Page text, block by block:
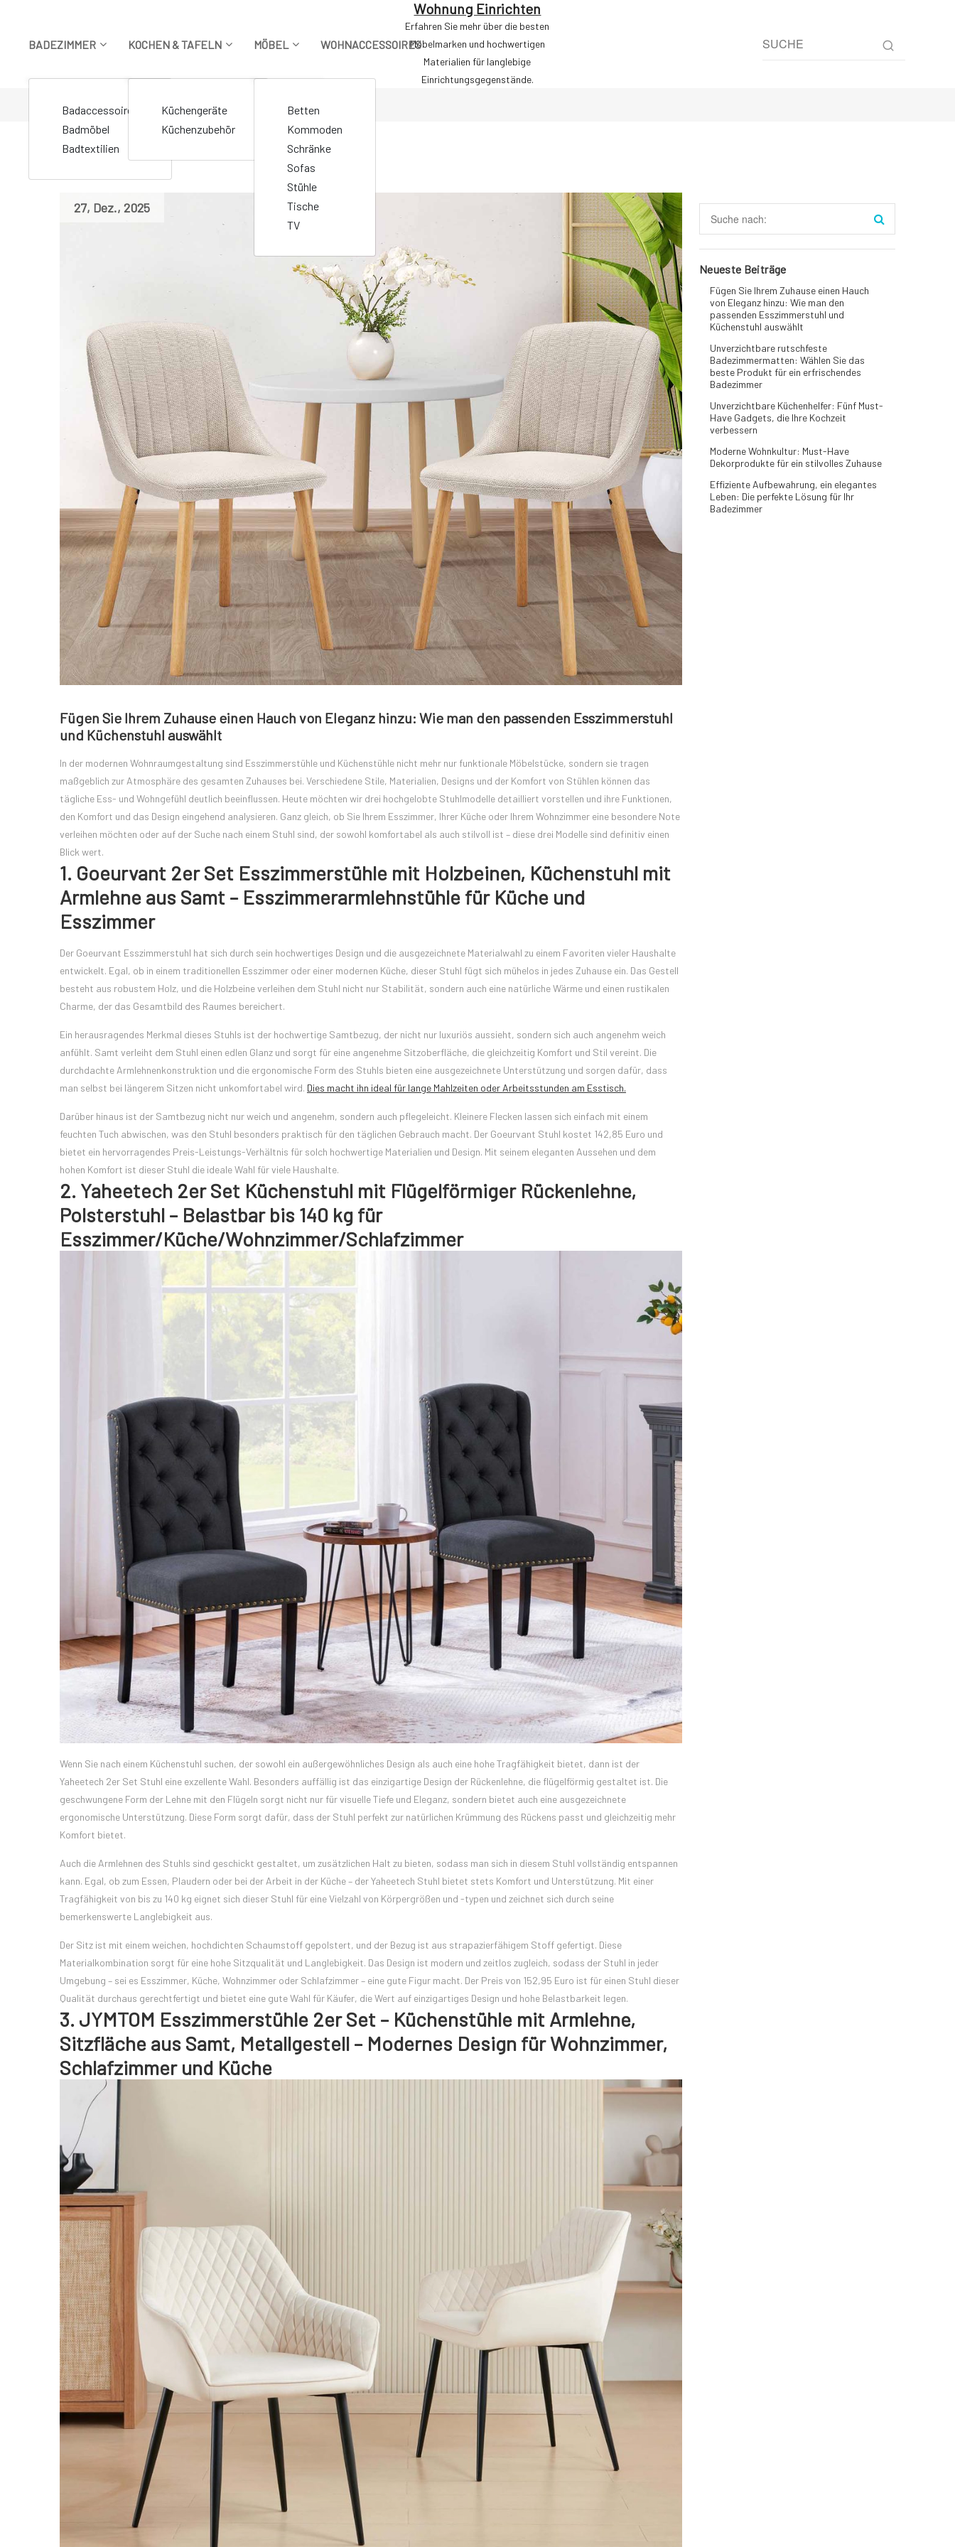
BADEZIMMER
Badaccessoires
Badmöbel
Badtextilien
KOCHEN & TAFELN
Küchengeräte
Küchenzubehör
MÖBEL
Betten
Kommoden
Schränke
Sofas
Stühle
Tische
TV
WOHNACCESSOIRES
Wohnung Einrichten
Erfahren Sie mehr über die besten
Möbelmarken und hochwertigen
Materialien für langlebige
Einrichtungsgegenstände.
STARTSEITE > Markierte Beiträge "Esszimmerstuhl"
27, Dez., 2025
Fügen Sie Ihrem Zuhause einen Hauch von Eleganz hinzu: Wie man den passenden Esszimmerstuhl
und Küchenstuhl auswählt
In der modernen Wohnraumgestaltung sind Esszimmerstühle und Küchenstühle nicht mehr nur funktionale Möbelstücke, sondern sie tragen
maßgeblich zur Atmosphäre des gesamten Zuhauses bei. Verschiedene Stile, Materialien, Designs und der Komfort von Stühlen können das
tägliche Ess- und Wohngefühl deutlich beeinflussen. Heute möchten wir drei hochgelobte Stuhlmodelle detailliert vorstellen und ihre Funktionen,
den Komfort und das Design eingehend analysieren. Ganz gleich, ob Sie Ihrem Esszimmer, Ihrer Küche oder Ihrem Wohnzimmer eine besondere Note
verleihen möchten oder auf der Suche nach einem Stuhl sind, der sowohl komfortabel als auch stilvoll ist – diese drei Modelle sind definitiv einen
Blick wert.
1. Goeurvant 2er Set Esszimmerstühle mit Holzbeinen, Küchenstuhl mit
Armlehne aus Samt – Esszimmerarmlehnstühle für Küche und
Esszimmer
Der Goeurvant Esszimmerstuhl hat sich durch sein hochwertiges Design und die ausgezeichnete Materialwahl zu einem Favoriten vieler Haushalte
entwickelt. Egal, ob in einem traditionellen Esszimmer oder einer modernen Küche, dieser Stuhl fügt sich mühelos in jedes Zuhause ein. Das Gestell
besteht aus robustem Holz, und die Holzbeine verleihen dem Stuhl nicht nur Stabilität, sondern auch eine natürliche Wärme und einen rustikalen
Charme, der das Gesamtbild des Raumes bereichert.
Ein herausragendes Merkmal dieses Stuhls ist der hochwertige Samtbezug, der nicht nur luxuriös aussieht, sondern sich auch angenehm weich
anfühlt. Samt verleiht dem Stuhl einen edlen Glanz und sorgt für eine angenehme Sitzoberfläche, die gleichzeitig Komfort und Stil vereint. Die
durchdachte Armlehnenkonstruktion und die ergonomische Form des Stuhls bieten eine ausgezeichnete Unterstützung und sorgen dafür, dass
man selbst bei längerem Sitzen nicht unkomfortabel wird. Dies macht ihn ideal für lange Mahlzeiten oder Arbeitsstunden am Esstisch.
Darüber hinaus ist der Samtbezug nicht nur weich und angenehm, sondern auch pflegeleicht. Kleinere Flecken lassen sich einfach mit einem
feuchten Tuch abwischen, was den Stuhl besonders praktisch für den täglichen Gebrauch macht. Der Goeurvant Stuhl kostet 142,85 Euro und
bietet ein hervorragendes Preis-Leistungs-Verhältnis für solch hochwertige Materialien und Design. Mit seinem eleganten Aussehen und dem
hohen Komfort ist dieser Stuhl die ideale Wahl für viele Haushalte.
2. Yaheetech 2er Set Küchenstuhl mit Flügelförmiger Rückenlehne,
Polsterstuhl – Belastbar bis 140 kg für
Esszimmer/Küche/Wohnzimmer/Schlafzimmer
Wenn Sie nach einem Küchenstuhl suchen, der sowohl ein außergewöhnliches Design als auch eine hohe Tragfähigkeit bietet, dann ist der
Yaheetech 2er Set Stuhl eine exzellente Wahl. Besonders auffällig ist das einzigartige Design der Rückenlehne, die flügelförmig gestaltet ist. Die
geschwungene Form der Lehne mit den Flügeln sorgt nicht nur für visuelle Tiefe und Eleganz, sondern bietet auch eine ausgezeichnete
ergonomische Unterstützung. Diese Form sorgt dafür, dass der Stuhl perfekt zur natürlichen Krümmung des Rückens passt und gleichzeitig mehr
Komfort bietet.
Auch die Armlehnen des Stuhls sind geschickt gestaltet, um zusätzlichen Halt zu bieten, sodass man sich in diesem Stuhl vollständig entspannen
kann. Egal, ob zum Essen, Plaudern oder bei der Arbeit in der Küche – der Yaheetech Stuhl bietet stets Komfort und Unterstützung. Mit einer
Tragfähigkeit von bis zu 140 kg eignet sich dieser Stuhl für eine Vielzahl von Körpergrößen und -typen und zeichnet sich durch seine
bemerkenswerte Langlebigkeit aus.
Der Sitz ist mit einem weichen, hochdichten Schaumstoff gepolstert, und der Bezug ist aus strapazierfähigem Stoff gefertigt. Diese
Materialkombination sorgt für eine hohe Sitzqualität und Langlebigkeit. Das Design ist modern und zeitlos zugleich, sodass der Stuhl in jeder
Umgebung – sei es Esszimmer, Küche, Wohnzimmer oder Schlafzimmer – eine gute Figur macht. Der Preis von 152,95 Euro ist für einen Stuhl dieser
Qualität durchaus gerechtfertigt und bietet eine gute Wahl für Käufer, die Wert auf einzigartiges Design und hohe Belastbarkeit legen.
3. JYMTOM Esszimmerstühle 2er Set – Küchenstühle mit Armlehne,
Sitzfläche aus Samt, Metallgestell – Modernes Design für Wohnzimmer,
Schlafzimmer und Küche
Neueste Beiträge
Fügen Sie Ihrem Zuhause einen Hauch
von Eleganz hinzu: Wie man den
passenden Esszimmerstuhl und
Küchenstuhl auswählt
Unverzichtbare rutschfeste
Badezimmermatten: Wählen Sie das
beste Produkt für ein erfrischendes
Badezimmer
Unverzichtbare Küchenhelfer: Fünf Must-
Have Gadgets, die Ihre Kochzeit
verbessern
Moderne Wohnkultur: Must-Have
Dekorprodukte für ein stilvolles Zuhause
Effiziente Aufbewahrung, ein elegantes
Leben: Die perfekte Lösung für Ihr
Badezimmer